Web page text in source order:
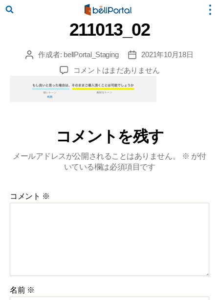
211013_02
投
作成者: bellPortal_Staging
投
稿
日
2021年10月18日
211013_02
の
コメントはまだありません
コメントを残す
メールアドレスが公開されることはありません。 ※ が付
いている欄は必須項目です
コメント ※
名前 ※